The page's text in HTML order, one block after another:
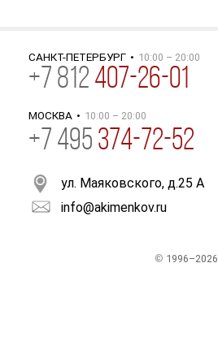
САНКТ-ПЕТЕРБУРГ • 10:00 – 20:00
+7 812 407-26-01
МОСКВА • 10:00 – 20:00
+7 495 374-72-52
ул. Маяковского, д.25 А
info@akimenkov.ru
© 1996–2026